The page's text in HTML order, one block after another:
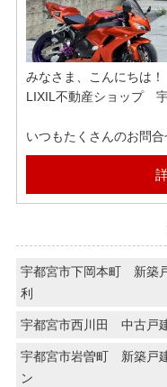
みなさま、こんにちは！
LIXIL不動産ショップ
いつもたくさんのお問
ます！
気になっている山があ
風雨雷山、見た目は普
ご紹介可能でございます
もしインターネットで
お気軽にお申しつけくだ
宇都宮市下岡本町 新
利
宇都宮市西川田 中古戸
宇都宮市岩曽町 新築戸
ン